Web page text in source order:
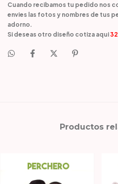
Cuando recibamos tu pedido nos
envies las fotos y nombres de tus
adorno.
Si deseas otro diseño cotiza aqui
Productos